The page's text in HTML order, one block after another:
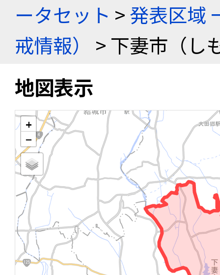
ータセット >発表区域
戒情報）
> 下妻市（し
地図表示
+
−